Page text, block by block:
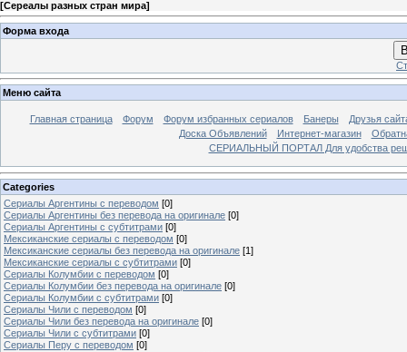
[Сереалы разных стран мира]
Форма входа
Меню сайта
Главная страница Форум Форум избранных сериалов Банеры
Друзья
Доска Объявлений
Интернет-магазин
СЕРИАЛЬНЫЙ ПОРТАЛ Для удобства
Categories
Сериалы Аргентины с переводом [0]
Сериалы Аргентины без перевода на оригинале [0]
Сериалы Аргентины с субтитрами [0]
Мексиканские сериалы с переводом [0]
Мексиканские сериалы без перевода на оригинале [1]
Мексиканские сериалы с субтитрами [0]
Сериалы Колумбии с переводом [0]
Сериалы Колумбии без перевода на оригинале [0]
Сериалы Колумбии с субтитрами [0]
Сериалы Чили с переводом [0]
Сериалы Чили без перевода на оригинале [0]
Сериалы Чили с субтитрами [0]
Сериалы Перу с переводом [0]